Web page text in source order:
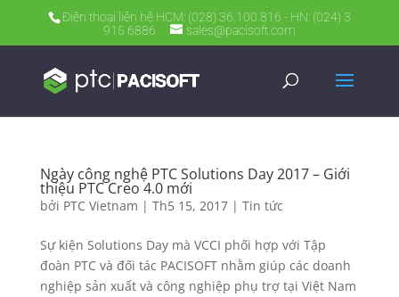
Điện thoại liên hệ HCM: (028) 36.100.816 - HN: (024) 3
915 6886
sales@pacisoft.com
Ngày công nghệ PTC Solutions Day 2017 – Giới
thiệu PTC Creo 4.0 mới
bởi PTC Vietnam | Th5 15, 2017| Tin tức
Sự kiện Solutions Day mà VCCI phối hợp với Tập
đoàn PTC và đối tác PACISOFT nhằm giúp các doanh
nghiệp sản xuất và công nghiệp phụ trợ tại Việt Nam